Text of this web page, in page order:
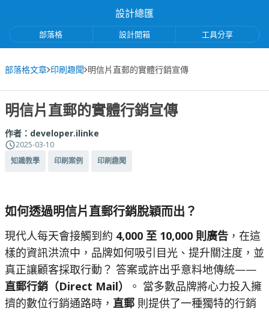
設計總匯
部落格 設計開箱 工具分享
部落格文章 印刷趣聞 明信片直郵的實體行銷宣傳
明信片直郵的實體行銷宣傳
作者： developer.ilinke
2025-03-10
知識教學 印刷案例 印刷趣聞
如何透過明信片直郵行銷脫穎而出？
現代人每天會接觸到約 4,000 至 10,000 則廣告 ，在這
樣的資訊洪流中，品牌如何吸引目光、提升關注度，並
真正讓顧客採取行動？ 答案或許出乎意料地傳統——
直郵行銷（Direct Mail）
。 當多數品牌將心力投入擁
擠的數位行銷通路時， 直郵 則提供了一種獨特的行銷